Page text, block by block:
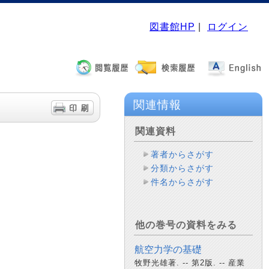
図書館HP ログイン
関連情報
関連資料
著者からさがす
分類からさがす
件名からさがす
他の巻号の資料をみる
航空力学の基礎
牧野光雄著. -- 第2版. -- 産業